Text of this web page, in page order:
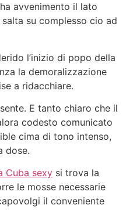
avvenimento il lato
su complesso cio ad
l’inizio di popo della
la demoralizzazione
a ridacchiare.
E tanto chiaro che il
codesto comunicato
cima di tono intenso,
dose.
Cuba sexy si trova la
le mosse necessarie
il conveniente